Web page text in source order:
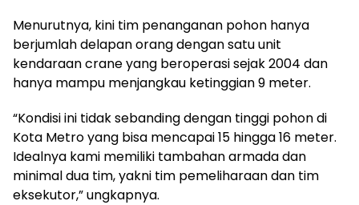
Menurutnya, kini tim penanganan pohon hanya
berjumlah delapan orang dengan satu unit
kendaraan crane yang beroperasi sejak 2004 dan
hanya mampu menjangkau ketinggian 9 meter.
“Kondisi ini tidak sebanding dengan tinggi pohon di
Kota Metro yang bisa mencapai 15 hingga 16 meter.
Idealnya kami memiliki tambahan armada dan
minimal dua tim, yakni tim pemeliharaan dan tim
eksekutor,” ungkapnya.